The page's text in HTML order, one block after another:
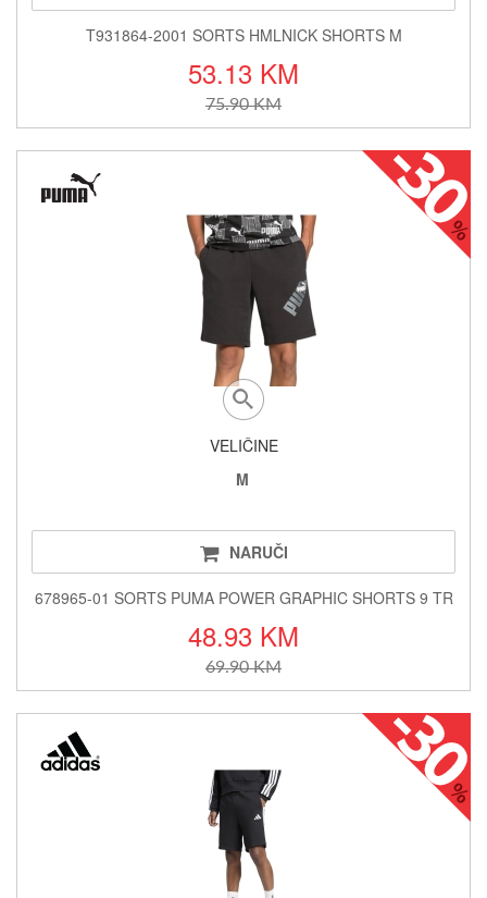
T931864-2001 SORTS HMLNICK SHORTS M
53.13 KM
75.90 KM
VELIČINE
M
NARUČI
678965-01 SORTS PUMA POWER GRAPHIC SHORTS 9 TR
48.93 KM
69.90 KM